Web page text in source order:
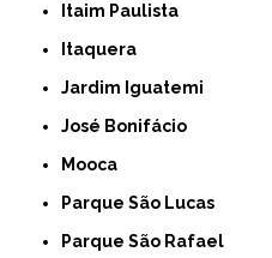
Itaim Paulista
Itaquera
Jardim Iguatemi
José Bonifácio
Mooca
Parque São Lucas
Parque São Rafael